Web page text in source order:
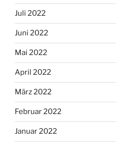
Juli 2022
Juni 2022
Mai 2022
April 2022
März 2022
Februar 2022
Januar 2022